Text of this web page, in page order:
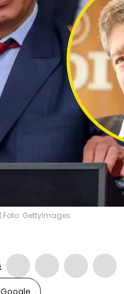
Foto: GettyImages